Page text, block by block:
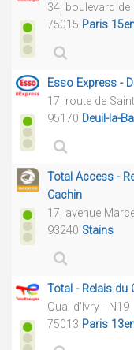
34, boulevard de
75015 Paris
Esso Express -
17, route de
95170 Deuil-la-
Total Access -
Cachin
17, avenue
93240 Stains
Total - Relais du
Quai d'Ivry - N19
75013 Paris